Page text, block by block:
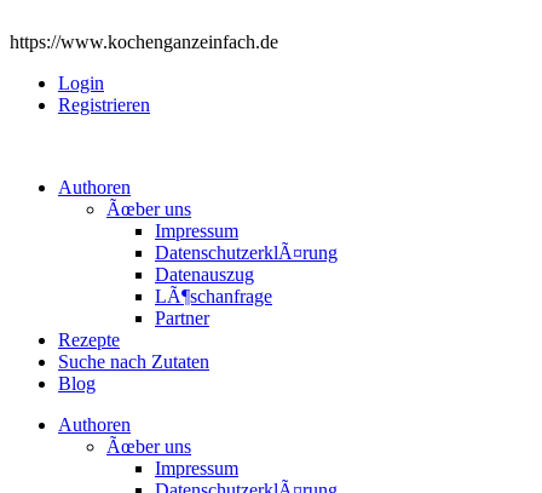
https://www.kochenganzeinfach.de
Login
Registrieren
Authoren
Ãœber uns
Impressum
DatenschutzerklÃ¤rung
Datenauszug
LÃ¶schanfrage
Partner
Rezepte
Suche nach Zutaten
Blog
Authoren
Ãœber uns
Impressum